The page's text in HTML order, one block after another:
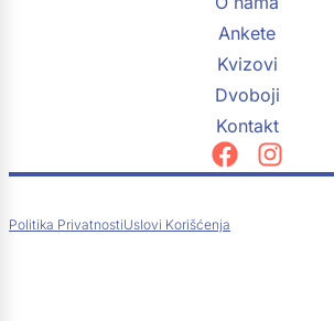
Ankete
Kvizovi
Dvoboji
Kontakt
Politika PrivatnostiUslovi Korišćenja